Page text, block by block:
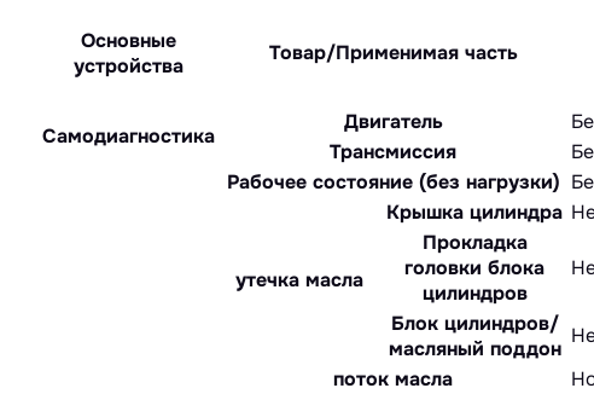
Основные
устройства
Товар/Применимая часть
Самодиагностика
Двигатель
Трансмиссия
Рабочее состояние (без нагрузки)
утечка масла
Крышка цилиндра
Прокладка
головки блока
цилиндров
Блок цилиндров/
масляный поддон
поток масла